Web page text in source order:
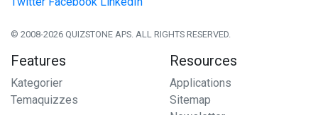
© 2008-2026 QUIZSTONE APS. ALL RIGHTS RESERVED.
Features
Kategorier
Temaquizzes
Resources
Applications
Sitemap